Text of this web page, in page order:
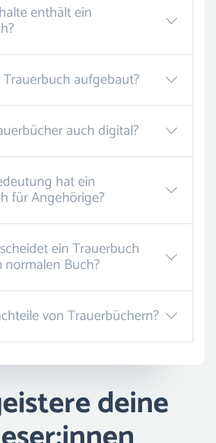
enthält ein
aufgebaut?
auch digital?
hat ein
für Angehörige?
ein Trauerbuch
Buch?
von Trauerbüchern?
deine